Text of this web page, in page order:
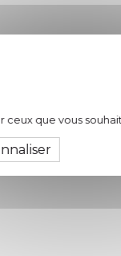
ceux que vous